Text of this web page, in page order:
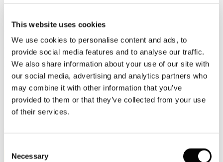
This website uses cookies
We use cookies to personalise content and ads, to
provide social media features and to analyse our traffic.
We also share information about your use of our site with
our social media, advertising and analytics partners who
may combine it with other information that you’ve
provided to them or that they’ve collected from your use
of their services.
Selection
Necessary
Luigi Einaudi) e Marco Crepaldi
dell'impatto degli smartphone sul processo di apprendimento. Nella
seconda parte dell'incontro,Francesco Amendola(Luiss Guido
Massimo Nunzio Barrella (Liceo Parini),
Cristina Dell'Acqua
(insegnante e scrittrice) e Andrea Di Mario (Liceo Carducci)
dialogheranno su come ripensare la scuola oltre il digitale, con la
partecipazione degli studenti dei licei Parini e Carducci. Modera
Massimo Sideri
, editorialista del Corriere della Sera
.
Ingresso libero fino a esaurimento posti.
Prenotazione sul sito